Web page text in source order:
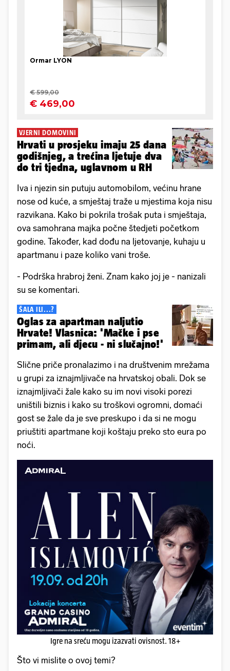
VJERNI DOMOVINI
Hrvati u prosjeku imaju 25 dana
godišnjeg, a trećina ljetuje dva
do tri tjedna, uglavnom u RH
Iva i njezin sin putuju automobilom, većinu hrane
nose od kuće, a smještaj traže u mjestima koja nisu
razvikana. Kako bi pokrila trošak puta i smještaja,
ova samohrana majka počne štedjeti početkom
godine. Također, kad dođu na ljetovanje, kuhaju u
apartmanu i paze koliko vani troše.
- Podrška hrabroj ženi. Znam kako joj je - nanizali
su se komentari.
ŠALA ILI...?
Oglas za apartman naljutio
Hrvate! Vlasnica: 'Mačke i pse
primam, ali djecu - ni slučajno!'
Slične priče pronalazimo i na društvenim mrežama
u grupi za iznajmljivače na hrvatskoj obali. Dok se
iznajmljivači žale kako su im novi visoki porezi
uništili biznis i kako su troškovi ogromni, domaći
gost se žale da je sve preskupo i da si ne mogu
priuštiti apartmane koji koštaju preko sto eura po
noći.
Igre na sreću mogu izazvati ovisnost. 18+
Što vi mislite o ovoj temi?